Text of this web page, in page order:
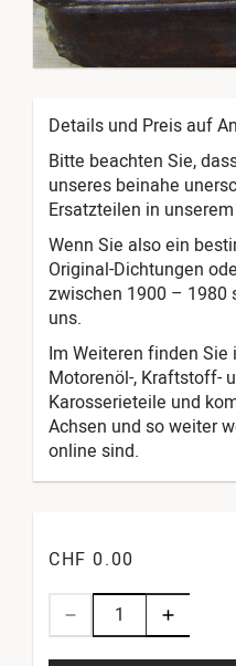
Details und Preis auf
Bitte beachten Sie,
unseres beinahe
Ersatzteilen in
Wenn Sie also ein
Original-Dichtungen
zwischen 1900 – 1980
uns.
Im Weiteren finden Sie
Motorenöl-, Kraftstoff-
Karosserieteile und
Achsen und so weiter
online sind.
CHF 0.00